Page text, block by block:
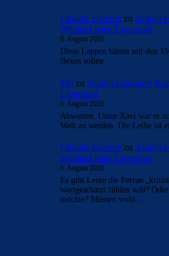
Clouds: Experte zu Araújo-
Wechsel nach Liverpool
8. August 2026
Diese Lappen hätten mit den
flexen sollen.
Mo zu Araújo-Hammer!
Liverpool
8. August 2026
Abwarten. Unter Xavi war er
Welt zu werden. Die Leihe ist
Clouds: Experte zu Araújo-
Wechsel nach Liverpool
8. August 2026
Es gibt Leute die Ferran
wertgeschätzt fühlen will?
möchte? Müssen wohl…